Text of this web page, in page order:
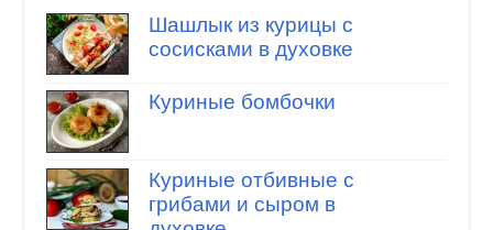
Шашлык из курицы с
сосисками в духовке
Куриные бомбочки
Куриные отбивные с
грибами и сыром в